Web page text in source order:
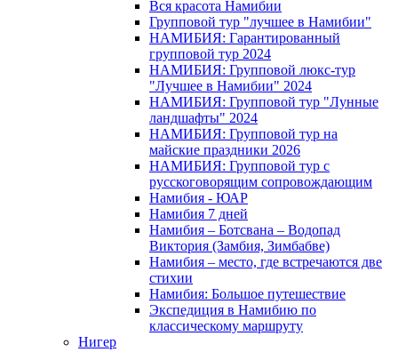
Вся красота Намибии
Групповой тур "лучшее в Намибии"
НАМИБИЯ: Гарантированный
групповой тур 2024
НАМИБИЯ: Групповой люкс-тур
"Лучшее в Намибии" 2024
НАМИБИЯ: Групповой тур "Лунные
ландшафты" 2024
НАМИБИЯ: Групповой тур на
майские праздники 2026
НАМИБИЯ: Групповой тур с
русскоговорящим сопровождающим
Намибия - ЮАР
Намибия 7 дней
Намибия – Ботсвана – Водопад
Виктория (Замбия, Зимбабве)
Намибия – место, где встречаются две
стихии
Намибия: Большое путешествие
Экспедиция в Намибию по
классическому маршруту
Нигер